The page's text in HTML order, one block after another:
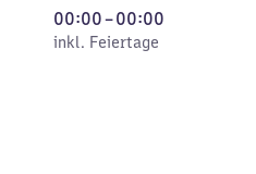
inkl. Feiertage
00:00–00:00
Von
0
inkl. Feiertage